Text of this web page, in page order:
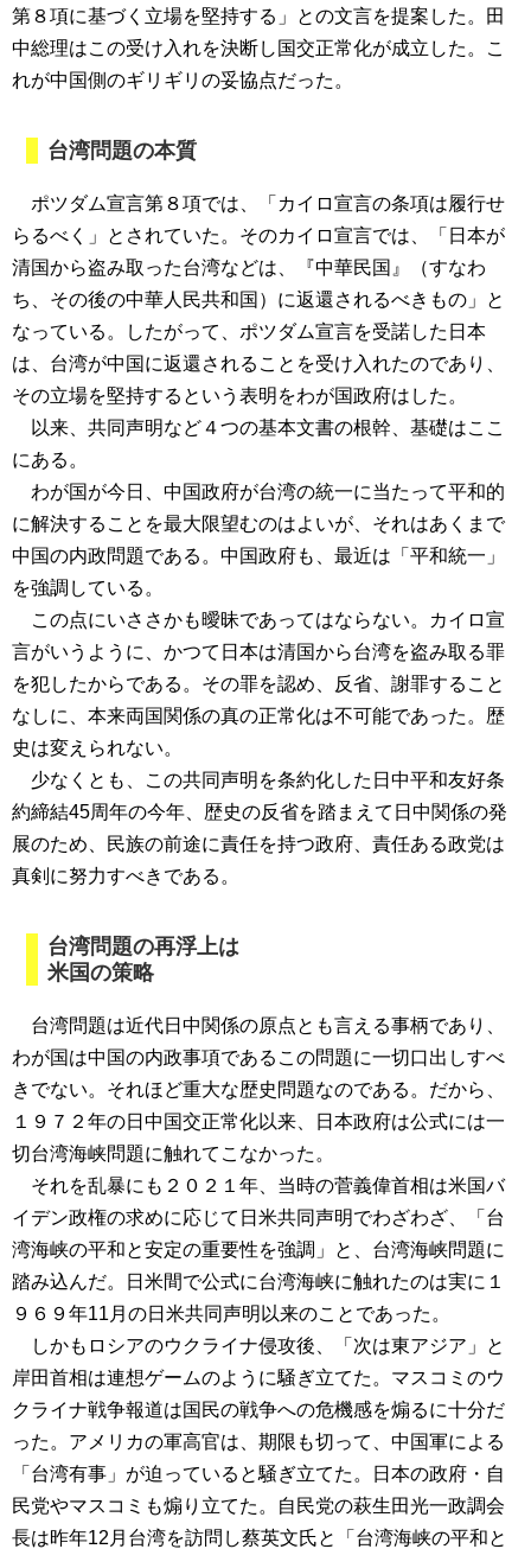
第８項に基づく立場を堅持する」との文言を提案した。田
中総理はこの受け入れを決断し国交正常化が成立した。こ
れが中国側のギリギリの妥協点だった。
台湾問題の本質
ポツダム宣言第８項では、「カイロ宣言の条項は履行せ
らるべく」とされていた。そのカイロ宣言では、「日本が
清国から盗み取った台湾などは、『中華民国』（すなわ
ち、その後の中華人民共和国）に返還されるべきもの」と
なっている。したがって、ポツダム宣言を受諾した日本
は、台湾が中国に返還されることを受け入れたのであり、
その立場を堅持するという表明をわが国政府はした。
以来、共同声明など４つの基本文書の根幹、基礎はここ
にある。
わが国が今日、中国政府が台湾の統一に当たって平和的
に解決することを最大限望むのはよいが、それはあくまで
中国の内政問題である。中国政府も、最近は「平和統一」
を強調している。
この点にいささかも曖昧であってはならない。カイロ宣
言がいうように、かつて日本は清国から台湾を盗み取る罪
を犯したからである。その罪を認め、反省、謝罪すること
なしに、本来両国関係の真の正常化は不可能であった。歴
史は変えられない。
少なくとも、この共同声明を条約化した日中平和友好条
約締結45周年の今年、歴史の反省を踏まえて日中関係の発
展のため、民族の前途に責任を持つ政府、責任ある政党は
真剣に努力すべきである。
台湾問題の再浮上は
米国の策略
台湾問題は近代日中関係の原点とも言える事柄であり、
わが国は中国の内政事項であるこの問題に一切口出しすべ
きでない。それほど重大な歴史問題なのである。だから、
１９７２年の日中国交正常化以来、日本政府は公式には一
切台湾海峡問題に触れてこなかった。
それを乱暴にも２０２１年、当時の菅義偉首相は米国バ
イデン政権の求めに応じて日米共同声明でわざわざ、「台
湾海峡の平和と安定の重要性を強調」と、台湾海峡問題に
踏み込んだ。日米間で公式に台湾海峡に触れたのは実に１
９６９年11月の日米共同声明以来のことであった。
しかもロシアのウクライナ侵攻後、「次は東アジア」と
岸田首相は連想ゲームのように騒ぎ立てた。マスコミのウ
クライナ戦争報道は国民の戦争への危機感を煽るに十分だ
った。アメリカの軍高官は、期限も切って、中国軍による
「台湾有事」が迫っていると騒ぎ立てた。日本の政府・自
民党やマスコミも煽り立てた。自民党の萩生田光一政調会
長は昨年12月台湾を訪問し蔡英文氏と「台湾海峡の平和と